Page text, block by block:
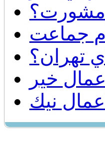
مشورت؟
جماعت
خیر
نيك